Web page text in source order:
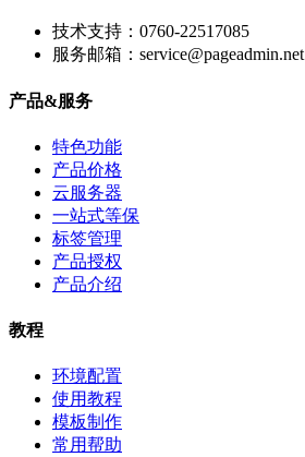
技术支持：0760-22517085
服务邮箱：service@pageadmin.net
产品&服务
特色功能
产品价格
云服务器
一站式等保
标签管理
产品授权
产品介绍
教程
环境配置
使用教程
模板制作
常用帮助